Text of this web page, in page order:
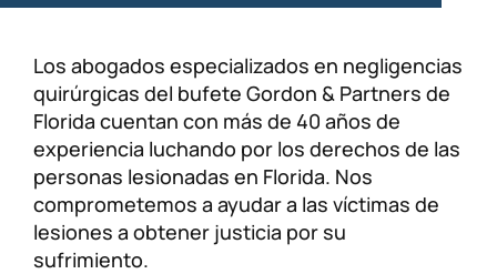
Los abogados especializados en negligencias
quirúrgicas del bufete Gordon & Partners de
Florida cuentan con más de 40 años de
experiencia luchando por los derechos de las
personas lesionadas en Florida. Nos
comprometemos a ayudar a las víctimas de
lesiones a obtener justicia por su
sufrimiento.